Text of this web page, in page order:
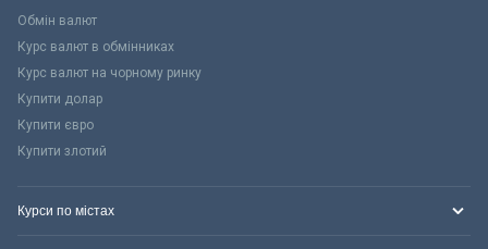
Обмін валют
Курс валют в обмінниках
Курс валют на чорному ринку
Купити долар
Купити євро
Купити злотий
Курси по містах